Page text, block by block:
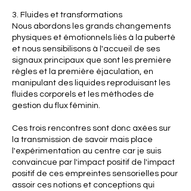
3. Fluides et transformations
Nous abordons les grands changements
physiques et émotionnels liés à la puberté
et nous sensibilisons à l'accueil de ses
signaux principaux que sont les première
règles et la première éjaculation, en
manipulant des liquides reproduisant les
fluides corporels et les méthodes de
gestion du flux féminin.
Ces trois rencontres sont donc axées sur
la transmission de savoir mais place
l'expérimentation au centre car je suis
convaincue par l'impact positif de l'impact
positif de ces empreintes sensorielles pour
assoir ces notions et conceptions qui